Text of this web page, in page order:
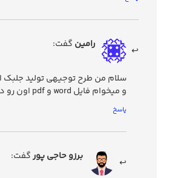
رامین گفت:
سلام من طرح توجیهی تولید جلبک
و میخوام فایل word و pdf اون رو داشته باشم
پاسخ
برزو حاجی پورگفت: